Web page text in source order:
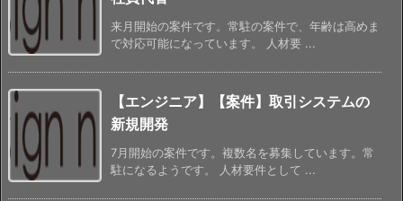
来月開始の案件です。常駐の案件で、年齢は高めま
で対応可能になっています。 人材要 ...
【エンジニア】【案件】取引システムの
新規開発
7月開始の案件です。複数名を募集しています。常
駐になるようです。 人材要件として ...